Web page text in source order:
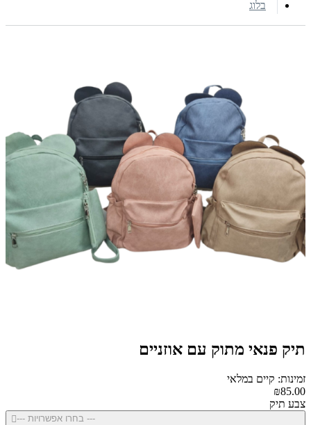
בלוג
תיק פנאי מתוק עם אוזניים
זמינות: קיים במלאי
₪85.00
צבע תיק
--- בחרו אפשרויות ---